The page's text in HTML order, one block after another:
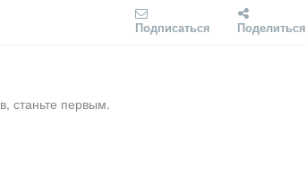
Подписаться Поделиться
станьте первым.